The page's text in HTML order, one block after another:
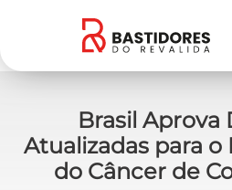
Brasil Aprova
Atualizadas para
do Câncer de